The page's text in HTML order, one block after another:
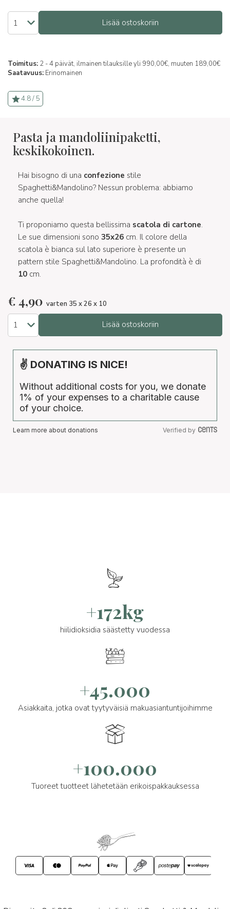
Lisää ostoskoriin
Toimitus: 2 - 4 päivät, ilmainen tilauksille yli 990,00€, muuten 189,00€
Saatavuus: Erinomainen
4.8 / 5
Pasta ja mandoliinipaketti,
keskikokoinen.
Hai bisogno di una confezione stile
Spaghetti&Mandolino? Nessun problema: abbiamo
anche quella!
Ti proponiamo questa bellissima scatola di cartone.
Le sue dimensioni sono 35x26 cm. Il colore della
scatola è bianca sul lato superiore è presente un
pattern stile Spaghetti&Mandolino. La profondità è di
10 cm.
€4,90 varten 35 x 26 x 10
Lisää ostoskoriin
✌ DONATING IS NICE!
Without additional costs for you, we donate
1% of your expenses to a charitable cause
of your choice.
Learn more about donations Verified by
+172kg
hiilidioksidia säästetty vuodessa
+45.000
Asiakkaita, jotka ovat tyytyväisiä makuasiantuntijoihimme
+100.000
Tuoreet tuotteet lähetetään erikoispakkauksessa